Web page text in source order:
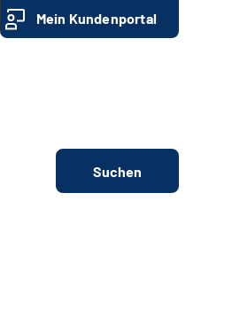
Mein Kundenportal
Suchen